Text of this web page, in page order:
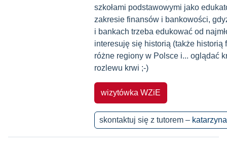
szkołami podstawowymi jako
zakresie finansów i bankowości,
i bankach trzeba edukować od
interesuję się historią (także
różne regiony w Polsce i... oglądać
rozlewu krwi ;-)
wizytówka WZiE
skontaktuj się z tutorem –